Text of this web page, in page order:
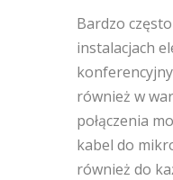
Bardzo
instalacjach
również w
połączenia
kabel do
również do